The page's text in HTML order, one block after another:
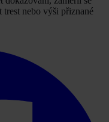
nebo výši přiznané